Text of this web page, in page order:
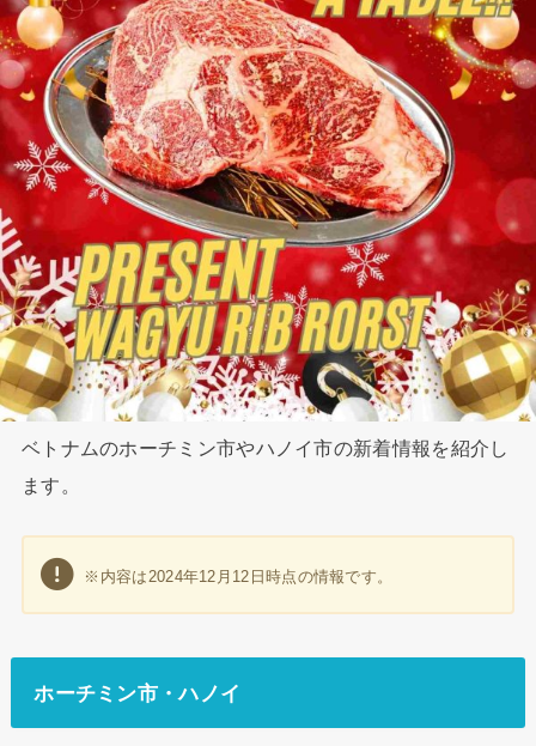
ベトナムのホーチミン市やハノイ市の新着情報を紹介し
ます。
※内容は2024年12月12日時点の情報です。
ホーチミン市・ハノイ